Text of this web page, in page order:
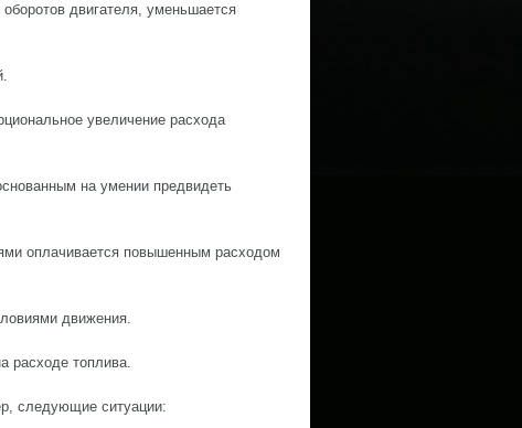
двигателя, уменьшается
увеличение расхода
на умении предвидеть
оплачивается повышенным расходом
движения.
расходе топлива.
следующие ситуации: